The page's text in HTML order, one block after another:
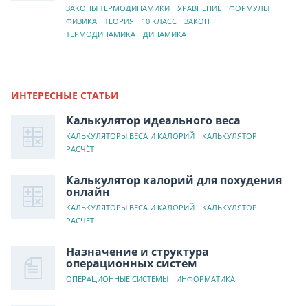
ЗАКОНЫ ТЕРМОДИНАМИКИ
УРАВНЕНИЕ
ФОРМУЛЫ
ФИЗИКА
ТЕОРИЯ 10 КЛАСС
ЗАКОН
ТЕРМОДИНАМИКА
ДИНАМИКА
ИНТЕРЕСНЫЕ СТАТЬИ
Калькулятор идеального веса
КАЛЬКУЛЯТОРЫ ВЕСА И КАЛОРИЙ
КАЛЬКУЛЯТОР
РАСЧЁТ
Калькулятор калорий для похудения
онлайн
КАЛЬКУЛЯТОРЫ ВЕСА И КАЛОРИЙ
КАЛЬКУЛЯТОР
РАСЧЁТ
Назначение и структура
операционных систем
ОПЕРАЦИОННЫЕ СИСТЕМЫ ИНФОРМАТИКА